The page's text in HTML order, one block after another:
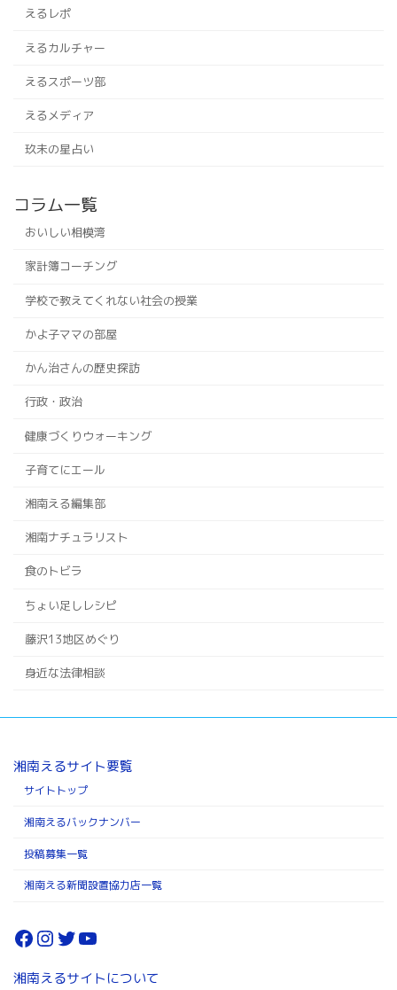
えるレポ
えるカルチャー
えるスポーツ部
えるメディア
玖未の星占い
コラム一覧
おいしい相模湾
家計簿コーチング
学校で教えてくれない社会の授業
かよ子ママの部屋
かん治さんの歴史探訪
行政・政治
健康づくりウォーキング
子育てにエール
湘南える編集部
湘南ナチュラリスト
食のトビラ
ちょい足しレシピ
藤沢13地区めぐり
身近な法律相談
湘南えるサイト要覧
サイトトップ
湘南えるバックナンバー
投稿募集一覧
湘南える新聞設置協力店一覧
Facebook
Instagram
Twitter
YouTube
湘南えるサイトについて